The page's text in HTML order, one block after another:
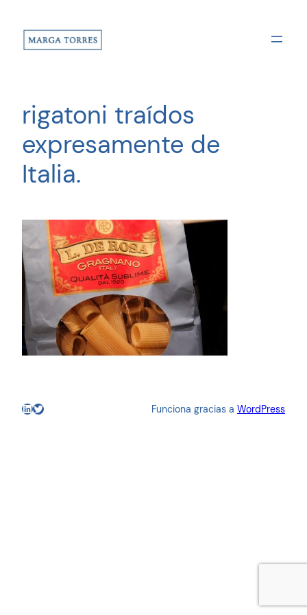
contenido
rigatoni traídos
expresamente de
Italia.
LinkedIn
Twitter Funciona gracias a WordPress